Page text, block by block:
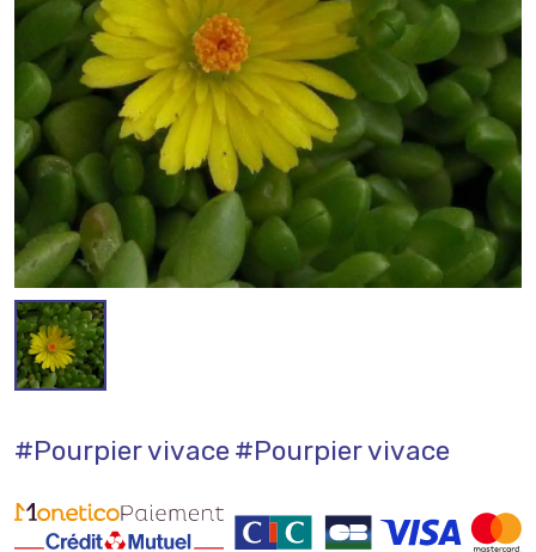
#Pourpier vivace#Pourpier vivace